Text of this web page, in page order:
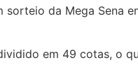
da Mega Sena
em 49 cotas, o